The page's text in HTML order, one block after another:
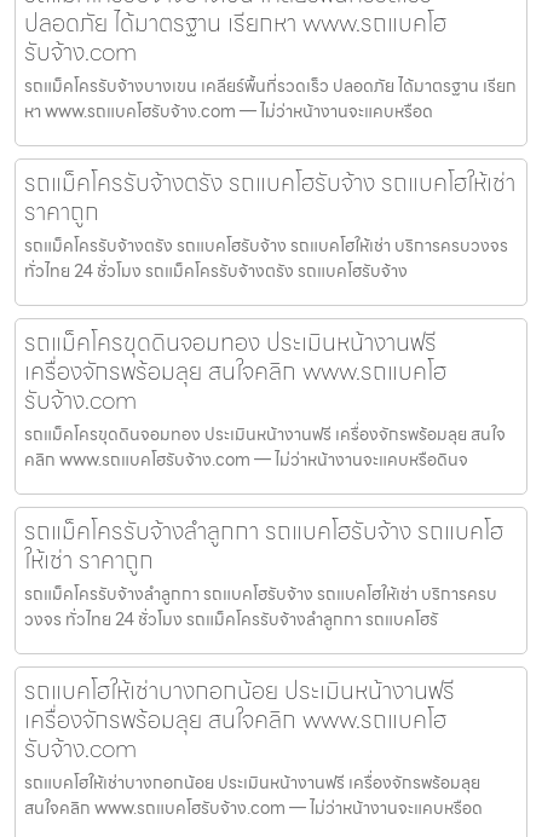
ปลอดภัย ได้มาตรฐาน เรียกหา www.รถแบคโฮ
รับจ้าง.com
รถแม็คโครรับจ้างบางเขน เคลียร์พื้นที่รวดเร็ว ปลอดภัย ได้มาตรฐาน เรียก
หา www.รถแบคโฮรับจ้าง.com — ไม่ว่าหน้างานจะแคบหรือด
รถแม็คโครรับจ้างตรัง รถแบคโฮรับจ้าง รถแบคโฮให้เช่า
ราคาถูก
รถแม็คโครรับจ้างตรัง รถแบคโฮรับจ้าง รถแบคโฮให้เช่า บริการครบวงจร
ทั่วไทย 24 ชั่วโมง รถแม็คโครรับจ้างตรัง รถแบคโฮรับจ้าง
รถแม็คโครขุดดินจอมทอง ประเมินหน้างานฟรี
เครื่องจักรพร้อมลุย สนใจคลิก www.รถแบคโฮ
รับจ้าง.com
รถแม็คโครขุดดินจอมทอง ประเมินหน้างานฟรี เครื่องจักรพร้อมลุย สนใจ
คลิก www.รถแบคโฮรับจ้าง.com — ไม่ว่าหน้างานจะแคบหรือดินจ
รถแม็คโครรับจ้างลำลูกกา รถแบคโฮรับจ้าง รถแบคโฮ
ให้เช่า ราคาถูก
รถแม็คโครรับจ้างลำลูกกา รถแบคโฮรับจ้าง รถแบคโฮให้เช่า บริการครบ
วงจร ทั่วไทย 24 ชั่วโมง รถแม็คโครรับจ้างลำลูกกา รถแบคโฮรั
รถแบคโฮให้เช่าบางกอกน้อย ประเมินหน้างานฟรี
เครื่องจักรพร้อมลุย สนใจคลิก www.รถแบคโฮ
รับจ้าง.com
รถแบคโฮให้เช่าบางกอกน้อย ประเมินหน้างานฟรี เครื่องจักรพร้อมลุย
สนใจคลิก www.รถแบคโฮรับจ้าง.com — ไม่ว่าหน้างานจะแคบหรือด